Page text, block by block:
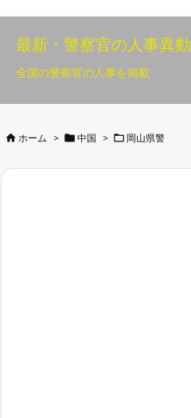
最新・警察官の人事異動
全国の警察官の人事を掲載
 ホーム >  中国 >  岡山県警